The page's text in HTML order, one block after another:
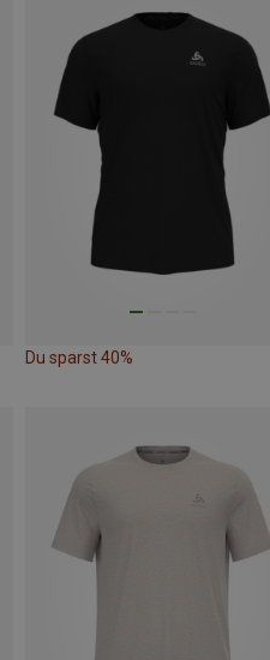
Du sparst 40%